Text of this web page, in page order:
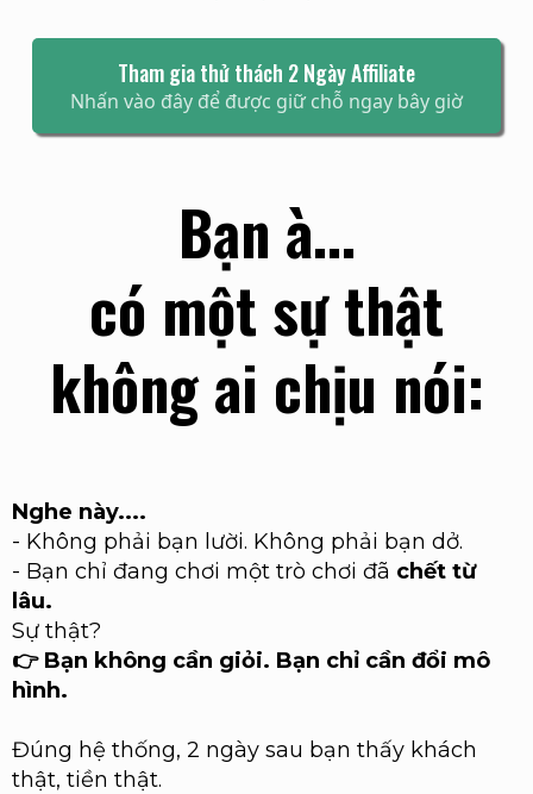
Tham gia thử thách 2 Ngày Affiliate
Nhấn vào đây để được giữ chỗ ngay bây giờ
Bạn à...
có một sự thật
không ai chịu nói:
Nghe này....
- Không phải bạn lười. Không phải bạn dở.
- Bạn chỉ đang chơi một trò chơi đã chết từ
lâu.
Sự thật?
👉 Bạn không cần giỏi. Bạn chỉ cần đổi mô
hình.
Đúng hệ thống, 2 ngày sau bạn thấy khách
thật, tiền thật.